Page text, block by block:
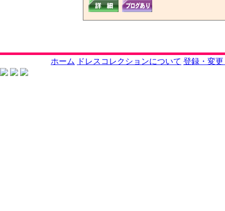
ホーム ドレスコレクションについて 登録・変